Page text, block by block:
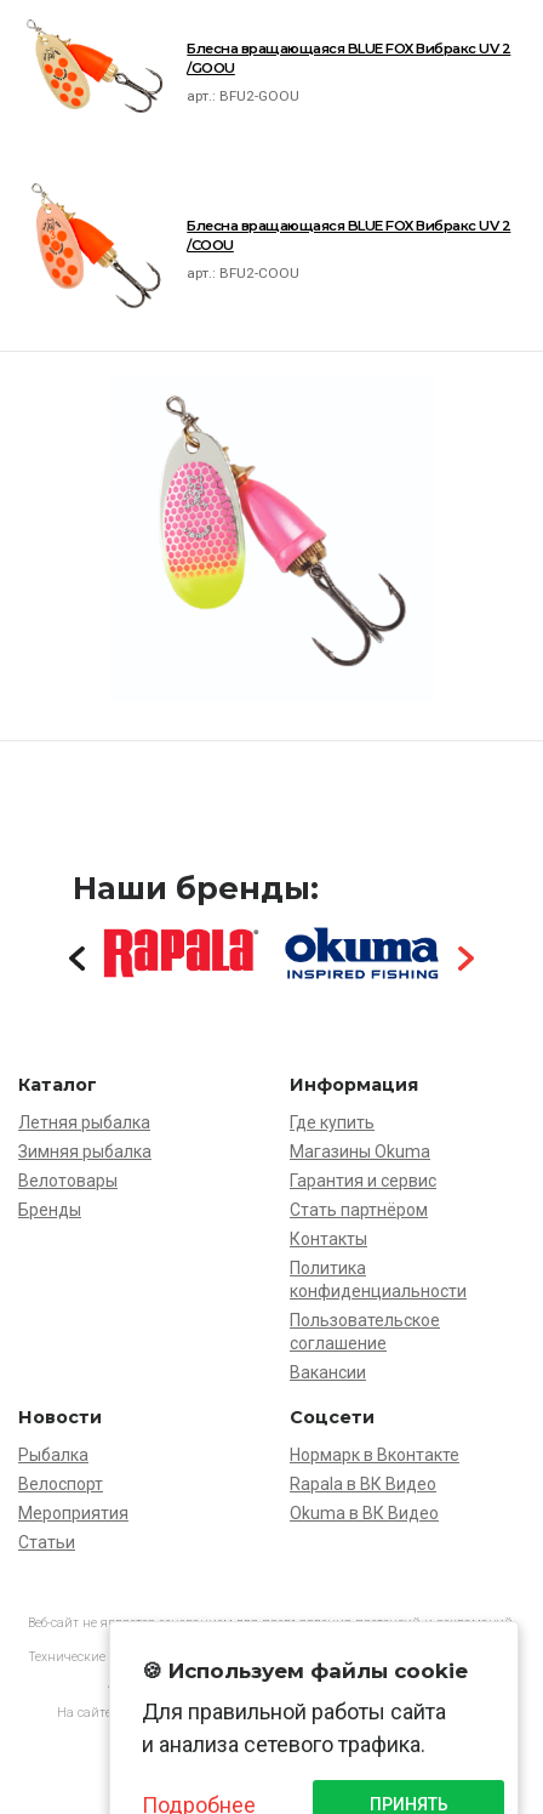
Блесна вращающаяся BLUE FOX Вибракс UV 2
/GOOU
арт.: BFU2-GOOU
Блесна вращающаяся BLUE FOX Вибракс UV 2
/COOU
арт.: BFU2-COOU
Наши бренды:
Каталог
Летняя рыбалка
Зимняя рыбалка
Велотовары
Бренды
Информация
Где купить
Магазины Okuma
Гарантия и сервис
Стать партнёром
Контакты
Политика
конфиденциальности
Пользовательское
соглашение
Вакансии
Новости
Рыбалка
Велоспорт
Мероприятия
Статьи
Соцсети
Нормарк в Вконтакте
Rapala в ВК Видео
Okuma в ВК Видео
Веб-сайт не является основанием для предъявления претензий и рекламаций,
Технические характеристики товаров могут отличаться от указанных на сайте.
АО «Нормарк» ИНН 7728172512 ОГРН 1037739603505
На сайте применяютсярекомендательные технологиив соответствии
🍪 Используем файлы cookie
Для правильной работы сайта
и анализа сетевого трафика.
Подробнее ПРИНЯТЬ